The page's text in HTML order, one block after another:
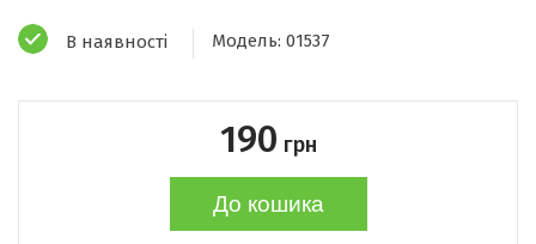
В наявності Модель: 01537
190 грн
До кошика